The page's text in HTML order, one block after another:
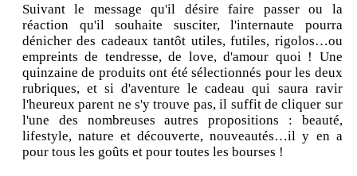
Suivant le message qu'il désire faire passer ou la
réaction qu'il souhaite susciter, l'internaute pourra
dénicher des cadeaux tantôt utiles, futiles, rigolos…ou
empreints de tendresse, de love, d'amour quoi ! Une
quinzaine de produits ont été sélectionnés pour les deux
rubriques, et si d'aventure le cadeau qui saura ravir
l'heureux parent ne s'y trouve pas, il suffit de cliquer sur
l'une des nombreuses autres propositions : beauté,
lifestyle, nature et découverte, nouveautés…il y en a
pour tous les goûts et pour toutes les bourses !